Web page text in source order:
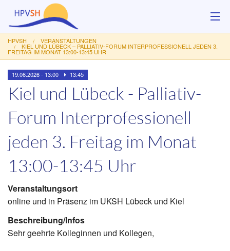
Über uns
Hilfsangebote
Veranstaltungen
Service
Kontakt
Spenden
HPVSH VERANSTALTUNGEN
KIEL UND LÜBECK – PALLIATIV-FORUM INTERPROFESSIONELL JEDEN 3.
FREITAG IM MONAT 13:00-13:45 UHR
19.06.2026 - 13:00 13:45
Kiel und Lübeck - Palliativ-
Forum Interprofessionell
jeden 3. Freitag im Monat
13:00-13:45 Uhr
Veranstaltungsort
online und in Präsenz im UKSH Lübeck und Kiel
Beschreibung/Infos
Sehr geehrte Kolleginnen und Kollegen,